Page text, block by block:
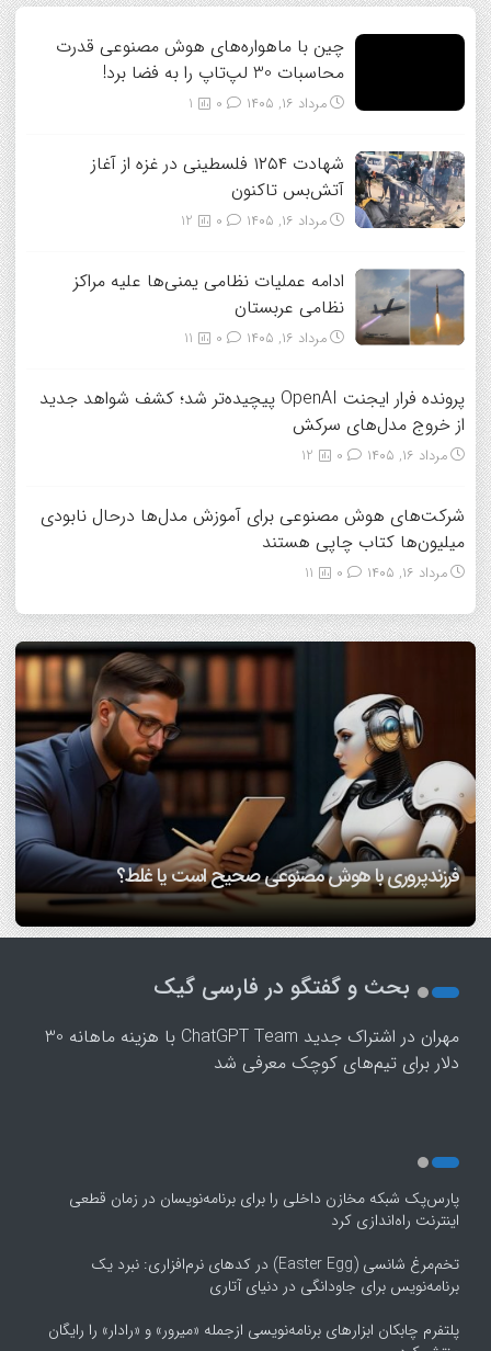
چین با ماهواره‌های هوش مصنوعی قدرت
محاسبات 30 لپ‌تاپ را به فضا برد!
مرداد ۱۶, ۱۴۰۵ 1
شهادت ۱۲۵۴ فلسطینی در غزه از آغاز
آتش‌بس تاکنون
مرداد ۱۶, ۱۴۰۵ 12
ادامه عملیات نظامی یمنی‌ها علیه مراکز
نظامی عربستان
مرداد ۱۶, ۱۴۰۵ 11
پرونده فرار ایجنت OpenAI پیچیده‌تر شد؛ کشف شواهد جدید
از خروج مدل‌های سرکش
مرداد ۱۶, ۱۴۰۵ 12
شرکت‌های هوش مصنوعی برای آموزش مدل‌ها درحال نابودی
میلیون‌ها کتاب چاپی هستند
مرداد ۱۶, ۱۴۰۵ 11
افراد مضطرب دنیا را متفاوت می بینند!
فرزندپروری با هوش مصنوعی صحیح است یا غلط؟
7 مهارتی که هم همسفر خوب می‌سازه، هم همسر خوب!/
اینفوگرافیک
دانشمندان بعد از سی سال تحقیق می گویند: عشق هم از قوانین
ریاضی پیروی می‌کند!/ ویدئو
آیا اضطراب داشتن، ژنتیکی است؟ متخصص سلامت روان
پاسخ می‌دهد
1
بحث و گفتگو در فارسی گیک
مهران در
اشتراک جدید ChatGPT Team با هزینه ماهانه 30
دلار برای تیم‌های کوچک معرفی شد
پارس‌پک شبکه مخازن داخلی را برای برنامه‌نویسان در زمان قطعی
اینترنت راه‌اندازی کرد
تخم‌مرغ شانسی (Easter Egg) در کدهای نرم‌افزاری: نبرد یک
برنامه‌نویس برای جاودانگی در دنیای آتاری
پلتفرم چابکان ابزارهای برنامه‌نویسی ازجمله «میرور» و «رادار» را رایگان